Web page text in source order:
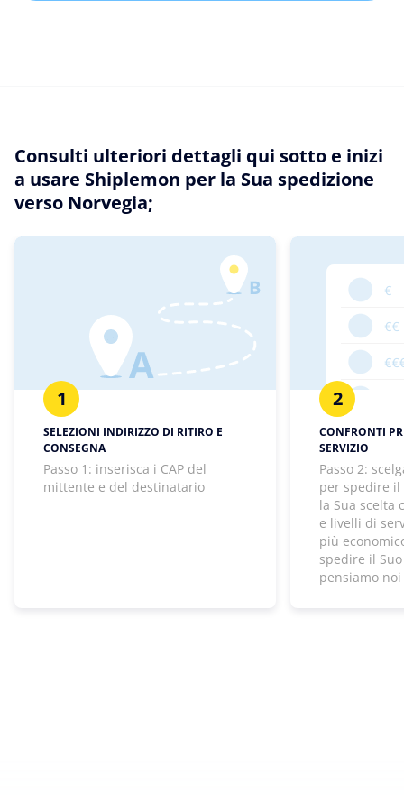
Consulti ulteriori dettagli qui sotto e inizi
a usare Shiplemon per la Sua spedizione
verso Norvegia;
1
SELEZIONI INDIRIZZO DI RITIRO E
CONSEGNA
Passo 1: inserisca i CAP del
mittente e del destinatario
2
CONFRONTI
SERVIZIO
Passo 2:
per spedire il
la Sua scelta
e livelli di
più
spedire il Suo
pensiamo noi